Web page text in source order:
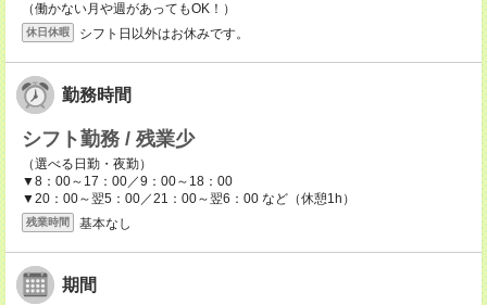
（働かない月や週があってもOK！）
休日休暇 シフト日以外はお休みです。
勤務時間
シフト勤務 / 残業少
（選べる日勤・夜勤）
▼8：00～17：00／9：00～18：00
▼20：00～翌5：00／21：00～翌6：00 など（休憩1h）
残業時間 基本なし
期間